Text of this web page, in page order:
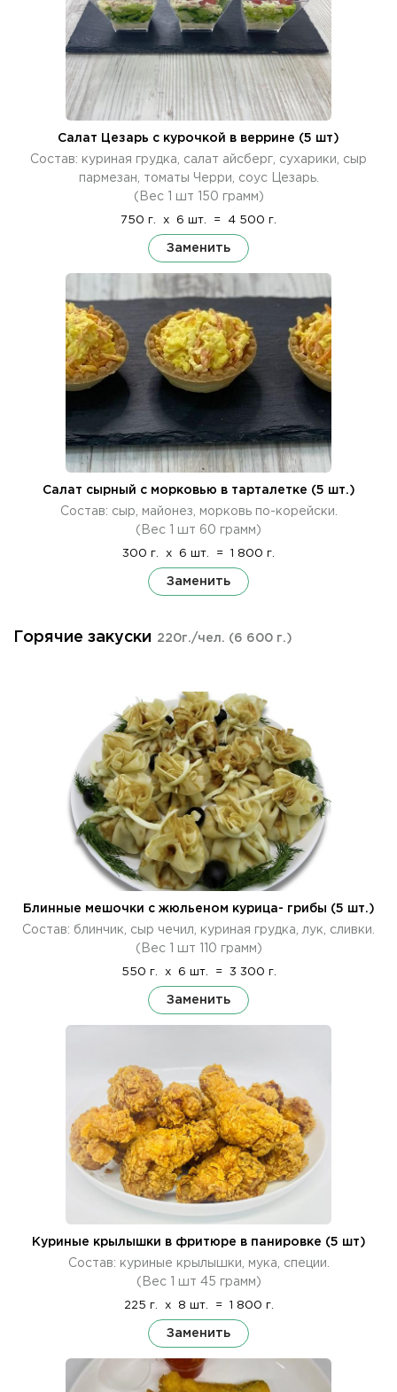
Салат Цезарь с курочкой в веррине (5 шт)
Состав: куриная грудка, салат айсберг, сухарики, сыр
пармезан, томаты Черри, соус Цезарь.
(Вес 1 шт 150 грамм)
750 г. x 6 шт. = 4 500 г.
Заменить
Салат сырный с морковью в тарталетке (5 шт.)
Состав: сыр, майонез, морковь по-корейски.
(Вес 1 шт 60 грамм)
300 г. x 6 шт. = 1 800 г.
Заменить
Горячие закуски 220г./чел. (6 600 г.)
Блинные мешочки с жюльеном курица- грибы (5 шт.)
Состав: блинчик, сыр чечил, куриная грудка, лук, сливки.
(Вес 1 шт 110 грамм)
550 г. x 6 шт. = 3 300 г.
Заменить
Куриные крылышки в фритюре в панировке (5 шт)
Состав: куриные крылышки, мука, специи.
(Вес 1 шт 45 грамм)
225 г. x 8 шт. = 1 800 г.
Заменить